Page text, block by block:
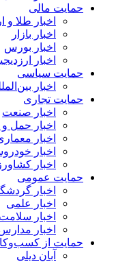
حمایت مالی
اخبار طلا و
اخبار بازار
اخبار بورس
اخبار
حمایت سیاسی
اخبار
حمایت تجاری
اخبار صنعت
اخبار حمل
اخبار
اخبار
اخبار
حمایت عمومی
اخبار
اخبار علمی
اخبار سلامت
اخبار
حمایت از
آبان دیلی